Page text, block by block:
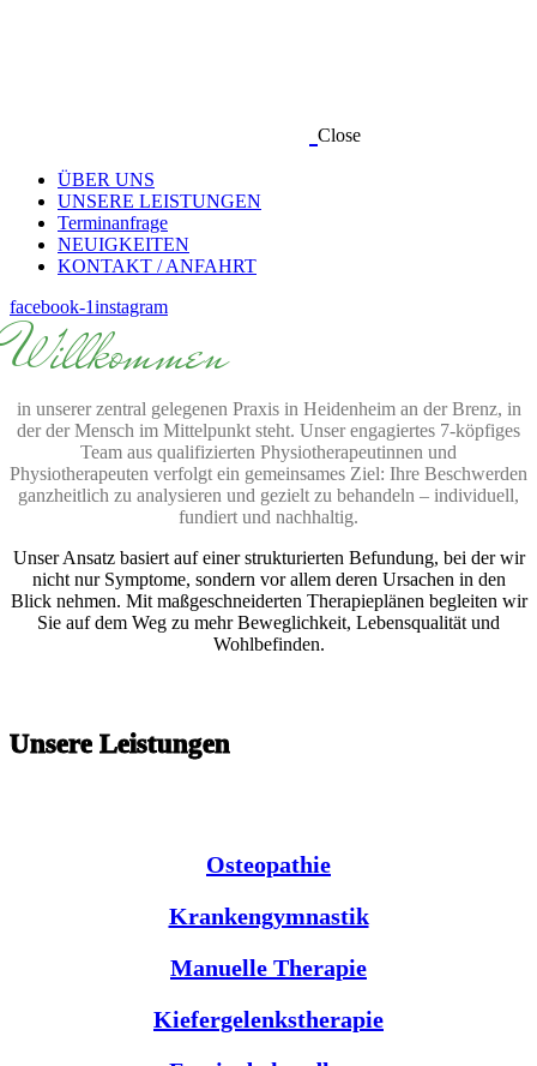
Close
ÜBER UNS
UNSERE LEISTUNGEN
Terminanfrage
NEUIGKEITEN
KONTAKT / ANFAHRT
facebook-1instagram
Willkommen
in unserer zentral gelegenen Praxis in Heidenheim an der Brenz, in
der der Mensch im Mittelpunkt steht. Unser engagiertes 7-köpfiges
Team aus qualifizierten Physiotherapeutinnen und
Physiotherapeuten verfolgt ein gemeinsames Ziel: Ihre Beschwerden
ganzheitlich zu analysieren und gezielt zu behandeln – individuell,
fundiert und nachhaltig.
Unser Ansatz basiert auf einer strukturierten Befundung, bei der wir
nicht nur Symptome, sondern vor allem deren Ursachen in den
Blick nehmen. Mit maßgeschneiderten Therapieplänen begleiten wir
Sie auf dem Weg zu mehr Beweglichkeit, Lebensqualität und
Wohlbefinden.
Unsere Leistungen
Osteopathie
Krankengymnastik
Manuelle Therapie
Kiefergelenkstherapie